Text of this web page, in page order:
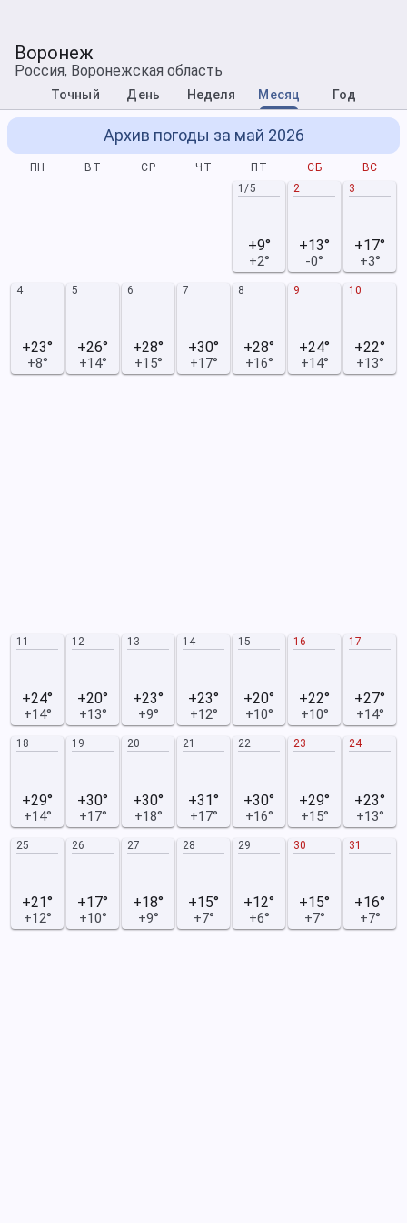
Воронеж
Россия, Воронежская область
Точный День Неделя Месяц Год
Архив погоды за май 2026
ПН ВТ СР ЧТ ПТ СБ
ВС
1/5
+9°
+2°
2
+13°
-0°
3
+17°
+3°
4
+23°
+8°
5
+26°
+14°
6
+28°
+15°
7
+30°
+17°
8
+28°
+16°
9
+24°
+14°
10
+22°
+13°
11
+24°
+14°
12
+20°
+13°
13
+23°
+9°
14
+23°
+12°
15
+20°
+10°
16
+22°
+10°
17
+27°
+14°
18
+29°
+14°
19
+30°
+17°
20
+30°
+18°
21
+31°
+17°
22
+30°
+16°
23
+29°
+15°
24
+23°
+13°
25
+21°
+12°
26
+17°
+10°
27
+18°
+9°
28
+15°
+7°
29
+12°
+6°
30
+15°
+7°
31
+16°
+7°